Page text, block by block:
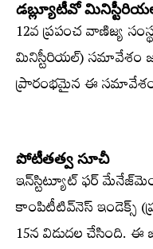
డబ్ల్యూటీవో
12వ ప్రపంచ వాణిజ్య
మినిస్టీరియల్‌) సమావేశం
ప్రారంభమైన ఈ సమావేశం
పోటీతత్వ సూచీ
ఇన్‌స్టిట్యూట్‌ ఫర్‌
కాంపిటీటివ్‌నెస్ ఇండెక్స్​​‍
15న విడుదల చేసింది.